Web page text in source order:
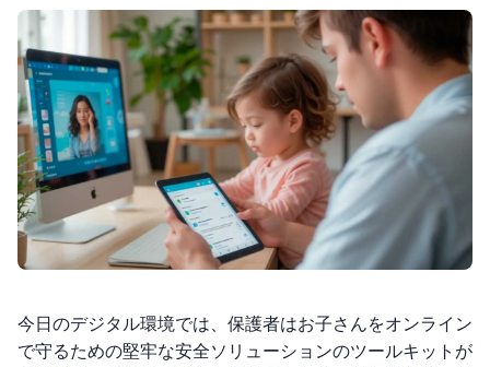
今日のデジタル環境では、保護者はお子さんをオンライン
で守るための堅牢な安全ソリューションのツールキットが